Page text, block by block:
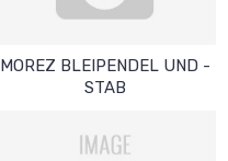
MOREZ BLEIPENDEL UND -
STAB